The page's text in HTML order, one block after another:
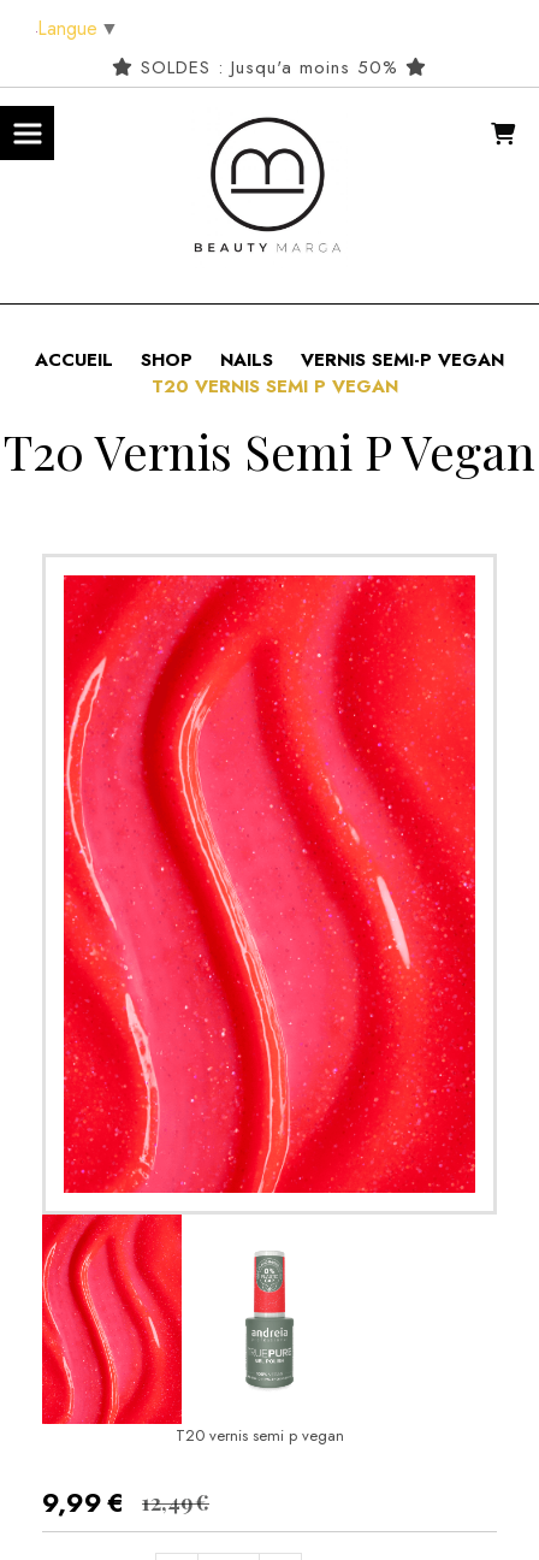
SOLDES : Jusqu'a moins 50%
ACCUEIL SHOP NAILS
VERNIS SEMI-P VEGAN
T20 VERNIS SEMI P VEGAN
T20 Vernis Semi P Vegan
T20 vernis semi p vegan
9,99€ 12,49€
Langue ▼